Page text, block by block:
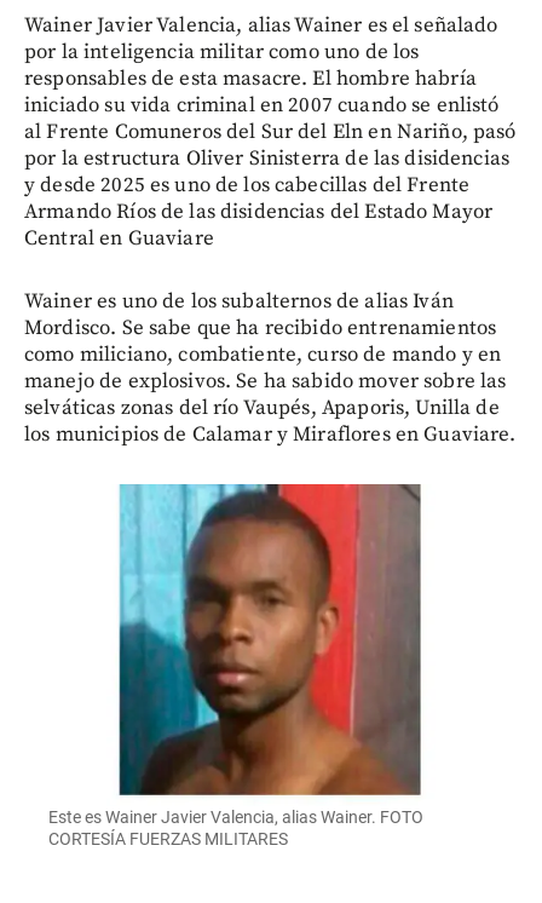
Wainer Javier Valencia, alias Wainer es el señalado
por la inteligencia militar como uno de los
responsables de esta masacre. El hombre habría
iniciado su vida criminal en 2007 cuando se enlistó
al Frente Comuneros del Sur del Eln en Nariño, pasó
por la estructura Oliver Sinisterra de las disidencias
y desde 2025 es uno de los cabecillas del Frente
Armando Ríos de las disidencias del Estado Mayor
Central en Guaviare
Wainer es uno de los subalternos de alias Iván
Mordisco. Se sabe que ha recibido entrenamientos
como miliciano, combatiente, curso de mando y en
manejo de explosivos. Se ha sabido mover sobre las
selváticas zonas del río Vaupés, Apaporis, Unilla de
los municipios de Calamar y Miraflores en Guaviare.
Este es Wainer Javier Valencia, alias Wainer. FOTO
CORTESÍA FUERZAS MILITARES